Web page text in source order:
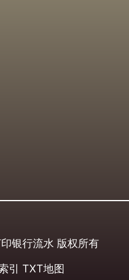
银行流水 版权所有
引 TXT地图